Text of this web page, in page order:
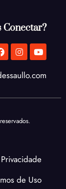
Conectar?
I
n
s
t
a
r
Y
o
u
t
u
e
de Uso